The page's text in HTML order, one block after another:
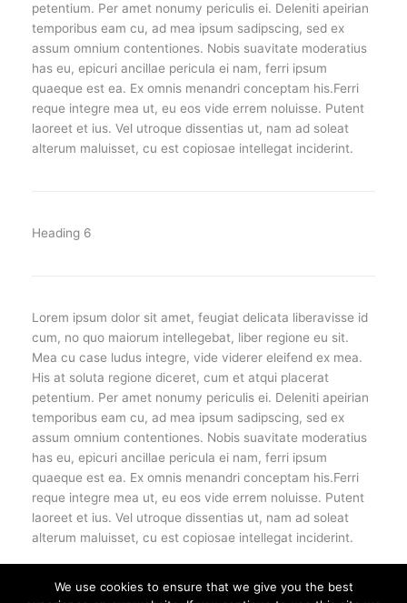
petentium. Per amet nonumy periculis ei. Deleniti apeirian
temporibus eam cu, ad mea ipsum sadipscing, sed ex
assum omnium contentiones. Nobis suavitate moderatius
has eu, epicuri ancillae pericula ei nam, ferri ipsum
quaeque est ea. Ex omnis menandri conceptam his.Ferri
reque integre mea ut, eu eos vide errem noluisse. Putent
laoreet et ius. Vel utroque dissentias ut, nam ad soleat
alterum maluisset, cu est copiosae intellegat inciderint.
Heading 6
Lorem ipsum dolor sit amet, feugiat delicata liberavisse id
cum, no quo maiorum intellegebat, liber regione eu sit.
Mea cu case ludus integre, vide viderer eleifend ex mea.
His at soluta regione diceret, cum et atqui placerat
petentium. Per amet nonumy periculis ei. Deleniti apeirian
temporibus eam cu, ad mea ipsum sadipscing, sed ex
assum omnium contentiones. Nobis suavitate moderatius
has eu, epicuri ancillae pericula ei nam, ferri ipsum
quaeque est ea. Ex omnis menandri conceptam his.Ferri
reque integre mea ut, eu eos vide errem noluisse. Putent
laoreet et ius. Vel utroque dissentias ut, nam ad soleat
alterum maluisset, cu est copiosae intellegat inciderint.
We use cookies to ensure that we give you the best